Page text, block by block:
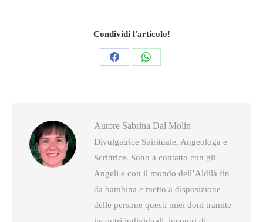
Condividi l'articolo!
CondividiCondividi
Autore Sabrina Dal Molin
Divulgatrice Spirituale, Angeologa e
Scrittrice. Sono a contatto con gli
Angeli e con il mondo dell’Aldilà fin
da bambina e metto a disposizione
delle persone questi miei doni tramite